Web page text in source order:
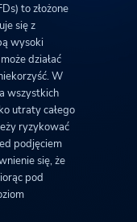
to złożone
się z
wysoki
działać
W
wszystkich
utraty całego
ryzykować
podjęciem
się, że
pod